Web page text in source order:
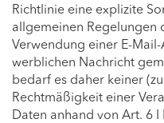
Richtlinie eine explizite
allgemeinen Regelungen
Verwendung einer E-
werblichen Nachricht
bedarf es daher keiner
Rechtmäßigkeit einer
Daten anhand von Art. 6